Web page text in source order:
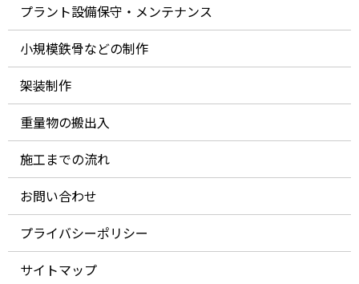
プラント設備保守・メンテナンス
小規模鉄骨などの制作
架装制作
重量物の搬出入
施工までの流れ
お問い合わせ
プライバシーポリシー
サイトマップ